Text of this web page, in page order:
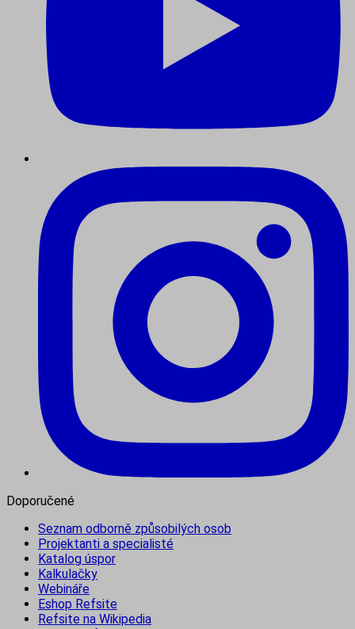
Doporučené
Seznam odborně způsobilých osob
Projektanti a specialisté
Katalog úspor
Kalkulačky
Webináře
Eshop Refsite
Refsite na Wikipedia